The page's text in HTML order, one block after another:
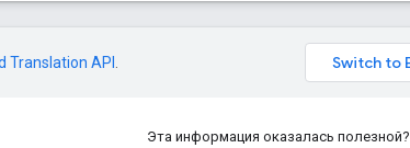
Translation API
Эта информация оказалась полезной?